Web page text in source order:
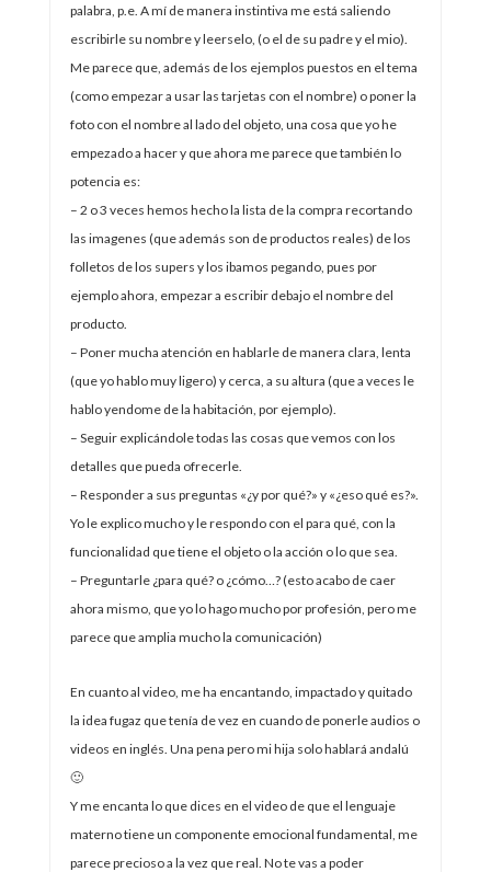
palabra, p.e. A mí de manera instintiva me está saliendo
escribirle su nombre y leerselo, (o el de su padre y el mio).
Me parece que, además de los ejemplos puestos en el tema
(como empezar a usar las tarjetas con el nombre) o poner la
foto con el nombre al lado del objeto, una cosa que yo he
empezado a hacer y que ahora me parece que también lo
potencia es:
– 2 o 3 veces hemos hecho la lista de la compra recortando
las imagenes (que además son de productos reales) de los
folletos de los supers y los ibamos pegando, pues por
ejemplo ahora, empezar a escribir debajo el nombre del
producto.
– Poner mucha atención en hablarle de manera clara, lenta
(que yo hablo muy ligero) y cerca, a su altura (que a veces le
hablo yendome de la habitación, por ejemplo).
– Seguir explicándole todas las cosas que vemos con los
detalles que pueda ofrecerle.
– Responder a sus preguntas «¿y por qué?» y «¿eso qué es?».
Yo le explico mucho y le respondo con el para qué, con la
funcionalidad que tiene el objeto o la acción o lo que sea.
– Preguntarle ¿para qué? o ¿cómo…? (esto acabo de caer
ahora mismo, que yo lo hago mucho por profesión, pero me
parece que amplia mucho la comunicación)
En cuanto al video, me ha encantando, impactado y quitado
la idea fugaz que tenía de vez en cuando de ponerle audios o
videos en inglés. Una pena pero mi hija solo hablará andalú
🙂
Y me encanta lo que dices en el video de que el lenguaje
materno tiene un componente emocional fundamental, me
parece precioso a la vez que real. No te vas a poder